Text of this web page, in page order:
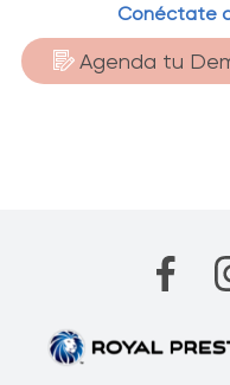
Conéctate
Agenda tu